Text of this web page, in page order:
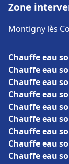
Zone
Montigny lès
Chauffe eau
Chauffe eau
Chauffe eau
Chauffe eau
Chauffe eau
Chauffe eau
Chauffe eau
Chauffe eau
Chauffe eau